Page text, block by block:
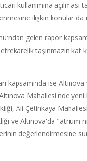
kullanımına
ilişkin konular
gelen rapor
taşınmazın kat
kapsamında ise
Mahallesi'nde
Ali Çetinkaya
ve Altınova'da "atrium
değerlendirmesine